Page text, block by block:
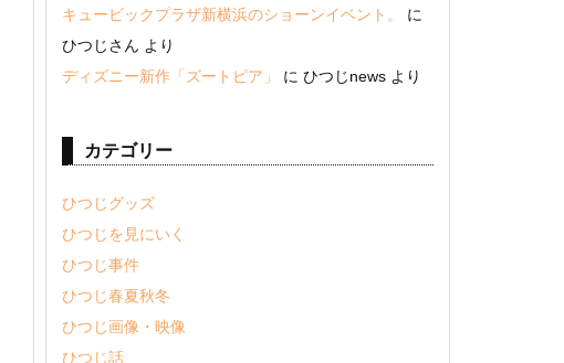
キュービックプラザ新横浜のショーンイベント。
に
ひつじさん より
ディズニー新作「ズートピア」
に ひつじnews より
カテゴリー
ひつじグッズ
ひつじを見にいく
ひつじ事件
ひつじ春夏秋冬
ひつじ画像・映像
ひつじ話